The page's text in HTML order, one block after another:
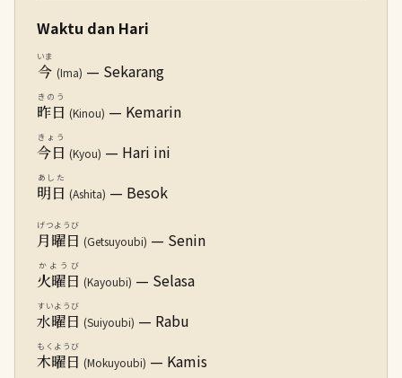
Waktu dan Hari
今
いま
(Ima) — Sekarang
昨日
きのう
(Kinou) — Kemarin
今日
きょう
(Kyou) — Hari ini
明日
あした
(Ashita) — Besok
月曜日
げつようび
(Getsuyoubi) — Senin
火曜日
かようび
(Kayoubi) — Selasa
水曜日
すいようび
(Suiyoubi) — Rabu
木曜日
もくようび
(Mokuyoubi) — Kamis